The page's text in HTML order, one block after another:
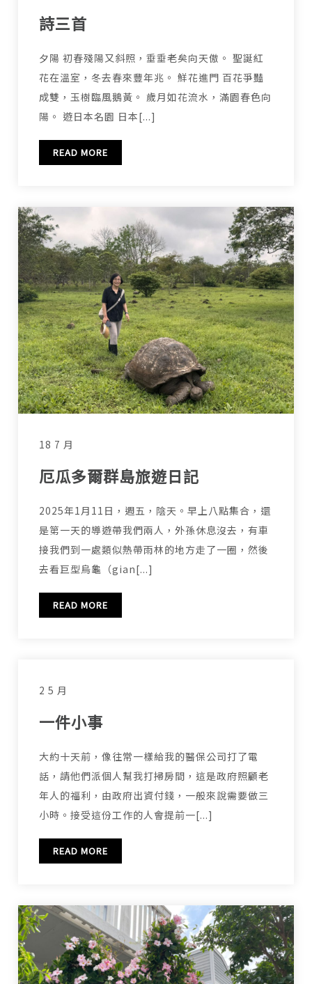
詩三首
夕陽 初春殘陽又斜照，垂垂老矣向天傲。 聖誕紅
花在溫室，冬去春來豐年兆。 鮮花進門 百花爭豔
成雙，玉樹臨風鵝黃。 歲月如花流水，滿園春色向
陽。 遊日本名園 日本[...]
READ MORE
18 7 月
厄瓜多爾群島旅遊日記
2025年1月11日，週五，陰天。早上八點集合，還
是第一天的導遊帶我們兩人，外孫休息沒去，有車
接我們到一處類似熱帶雨林的地方走了一圈，然後
去看巨型烏龜（gian[...]
READ MORE
2 5 月
一件小事
大約十天前，像往常一樣給我的醫保公司打了電
話，請他們派個人幫我打掃房間，這是政府照顧老
年人的福利，由政府出資付錢，一般來說需要做三
小時。接受這份工作的人會提前一[...]
READ MORE